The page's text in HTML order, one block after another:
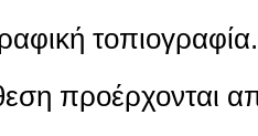
προέρχονται